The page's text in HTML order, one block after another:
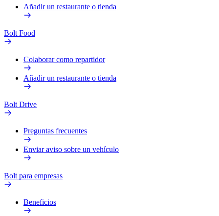
Añadir un restaurante o tienda
Bolt Food
Colaborar como repartidor
Añadir un restaurante o tienda
Bolt Drive
Preguntas frecuentes
Enviar aviso sobre un vehículo
Bolt para empresas
Beneficios